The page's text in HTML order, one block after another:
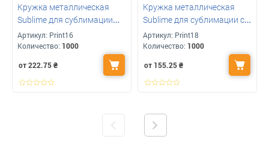
Кружка металлическая
Sublime для сублимации
под ваше лого для
гравировки 280 мл
Артикул: Print16
Количество: 1000
от 222.75₴
Кружка металлическая
Sublime для сублимации с
лого белая с ободком 300
мл
Артикул: Print18
Количество: 1000
от 155.25₴